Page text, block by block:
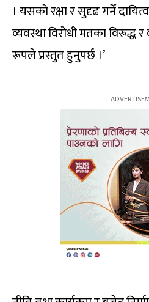
। यसको रक्षा र सुदृढ गर्ने
व्यवस्था विरोधी मतका विरूद्ध
रूपले प्रस्तुत हुनुपर्छ ।’